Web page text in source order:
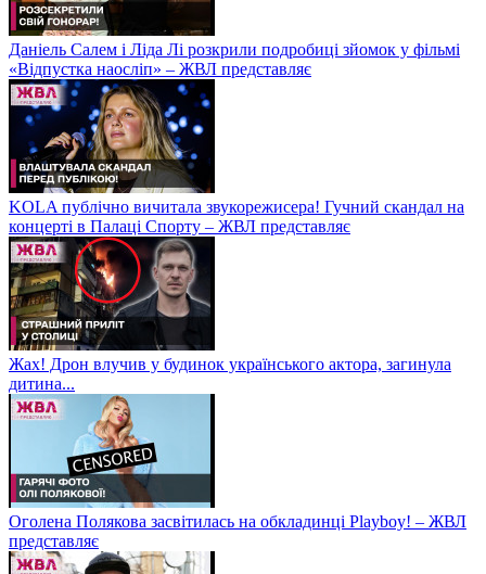
Даніель Салем і Ліда Лі розкрили подробиці зйомок у фільмі
«Відпустка наосліп» – ЖВЛ представляє
KOLA публічно вичитала звукорежисера! Гучний скандал на
концерті в Палаці Спорту – ЖВЛ представляє
Жах! Дрон влучив у будинок українського актора, загинула
дитина...
Оголена Полякова засвітилась на обкладинці Playboy! – ЖВЛ
представляє